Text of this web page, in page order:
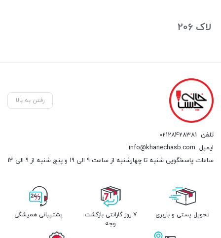
لاک 206
رفتن به بالا
تلفن 02128428381
ایمیل info@khanechasb.com
ساعات پاسخگویی شنبه تا چهارشنبه از ساعت 9 الی 19 و پنج شنبه از 9 الی 14
تحویل پستی و باربری
7 روز گارانتی بازگشت
وجه
پشتیبانی همیشگی